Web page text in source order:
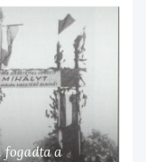
fogadta a